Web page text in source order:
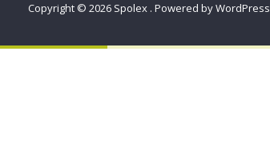
Copyright © 2026 Spolex . Powered by WordPress